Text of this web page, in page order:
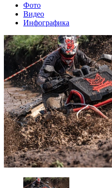
Фото
Видео
Инфографика